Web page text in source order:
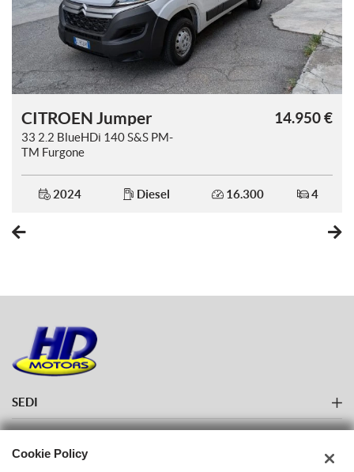
CITROEN Jumper
33 2.2 BlueHDi 140 S&S PM-
TM Furgone
14.950 €
2024 Diesel 16.300 4
SEDI
Sede di Torino
AZIENDA
Cookie Policy